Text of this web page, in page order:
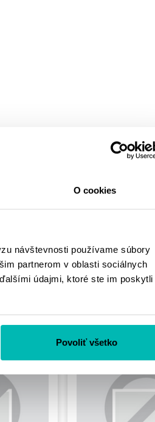
O cookies
návštevnosti používame súbory
partnerom v oblasti sociálnych
údajmi, ktoré ste im poskytli
Povoliť všetko